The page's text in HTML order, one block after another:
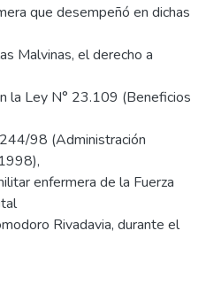
que desempeñó en dichas
Malvinas, el derecho a
la Ley N° 23.109 (Beneficios
98 (Administración
enfermera de la Fuerza
Rivadavia, durante el